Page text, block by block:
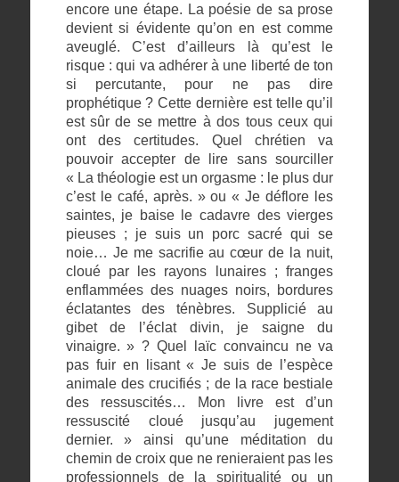
encore une étape. La poésie de sa prose
devient si évidente qu’on en est comme
aveuglé. C’est d’ailleurs là qu’est le
risque : qui va adhérer à une liberté de ton
si percutante, pour ne pas dire
prophétique ? Cette dernière est telle qu’il
est sûr de se mettre à dos tous ceux qui
ont des certitudes. Quel chrétien va
pouvoir accepter de lire sans sourciller
« La théologie est un orgasme : le plus dur
c’est le café, après. » ou « Je déflore les
saintes, je baise le cadavre des vierges
pieuses ; je suis un porc sacré qui se
noie… Je me sacrifie au cœur de la nuit,
cloué par les rayons lunaires ; franges
enflammées des nuages noirs, bordures
éclatantes des ténèbres. Supplicié au
gibet de l’éclat divin, je saigne du
vinaigre. » ? Quel laïc convaincu ne va
pas fuir en lisant « Je suis de l’espèce
animale des crucifiés ; de la race bestiale
des ressuscités… Mon livre est d’un
ressuscité cloué jusqu’au jugement
dernier. » ainsi qu’une méditation du
chemin de croix que ne renieraient pas les
professionnels de la spiritualité ou un